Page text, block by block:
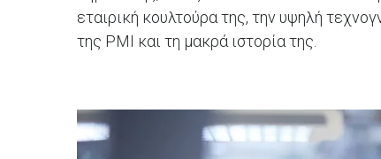
εταιρική κουλτούρα της, την υψηλή
της PMI και τη μακρά ιστορία της.